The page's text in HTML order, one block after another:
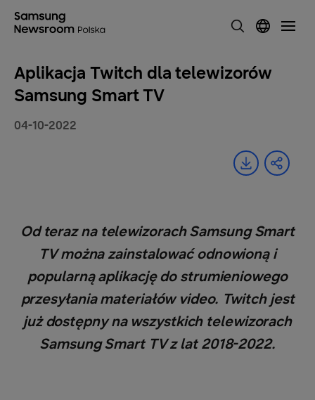
Aplikacja Twitch dla telewizorów
Samsung Smart TV
04-10-2022
Od teraz na telewizorach Samsung Smart
TV można zainstalować odnowioną i
popularną aplikację do strumieniowego
przesyłania materiałów video. Twitch jest
już dostępny na wszystkich telewizorach
Samsung Smart TV z lat 2018-2022.